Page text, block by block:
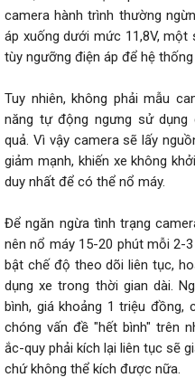
camera hành trình thường
áp xuống dưới mức 11,8V, một
tùy ngưỡng điện áp để hệ
Tuy nhiên, không phải mẫu
năng tự động ngưng sử dụng
quả. Vì vậy camera sẽ lấy
giảm mạnh, khiến xe không
duy nhất để có thể nổ máy.
Để ngăn ngừa tình trạng
nên nổ máy 15-20 phút mỗi 2-
bật chế độ theo dõi liên tục,
dụng xe trong thời gian dài.
bình, giá khoảng 1 triệu đồng,
chóng vấn đề "hết bình" trên
ắc-quy phải kích lại liên tục sẽ
chứ không thể kích được nữa.